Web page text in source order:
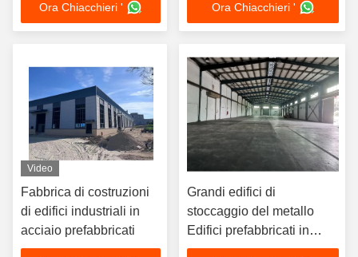
Ora Chiacchieri '
metallo leggero
Ora Chiacchieri '
Video
Fabbrica di costruzioni
di edifici industriali in
acciaio prefabbricati
Grandi edifici di
stoccaggio del metallo
Edifici prefabbricati in
acciaio Costruzioni